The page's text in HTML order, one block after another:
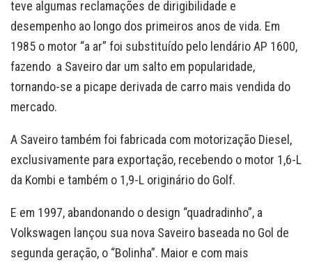
teve algumas reclamações de dirigibilidade e
desempenho ao longo dos primeiros anos de vida. Em
1985 o motor “a ar” foi substituído pelo lendário AP 1600,
fazendo a Saveiro dar um salto em popularidade,
tornando-se a picape derivada de carro mais vendida do
mercado.
A Saveiro também foi fabricada com motorização Diesel,
exclusivamente para exportação, recebendo o motor 1,6-L
da Kombi e também o 1,9-L originário do Golf.
E em 1997, abandonando o design “quadradinho”, a
Volkswagen lançou sua nova Saveiro baseada no Gol de
segunda geração, o “Bolinha”. Maior e com mais